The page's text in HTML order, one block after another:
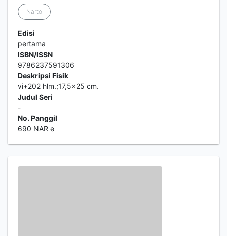
Narto
Edisi
pertama
ISBN/ISSN
9786237591306
Deskripsi Fisik
vi+202 hlm.;17,5x25 cm.
Judul Seri
-
No. Panggil
690 NAR e